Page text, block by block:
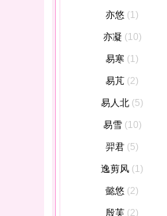
亦悠 (1)
亦凝 (10)
易寒 (1)
易芃 (2)
易人北 (5)
易雪 (10)
羿君 (5)
逸剪风 (1)
懿悠 (2)
殷芙 (2)